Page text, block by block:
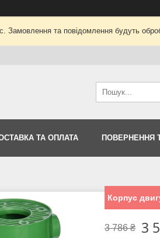
Замовлення та повідомлення будуть
ТА ОПЛАТА ПОВЕРНЕННЯ
Корпус
3 786 ₴ 3